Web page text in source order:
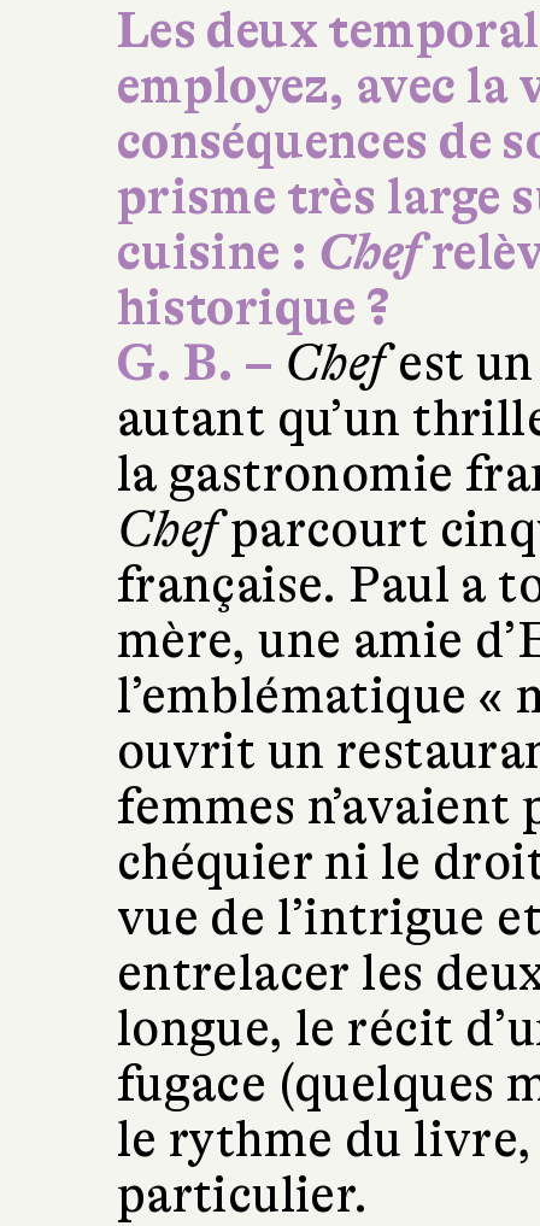
Les deux
employez, avec la
conséquences de
prisme très large
cuisine : Chef
historique ?
G. B. – Chefest
autant qu’un
la gastronomie
Chefparcourt
française. Paul a
mère, une amie
l’emblématique «
ouvrit un
femmes n’avaient
chéquier ni le
vue de l’intrigue
entrelacer les
longue, le récit
fugace (quelques
le rythme du
particulier.